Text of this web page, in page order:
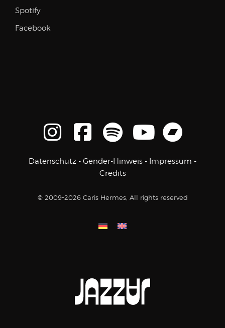
Spotify
Facebook
Datenschutz - Gender-Hinweis - Impressum -
Credits
© 2009-2026 Caris Hermes, All rights reserved